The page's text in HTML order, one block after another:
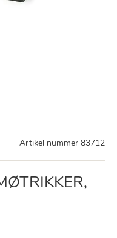
Artikel nummer 83712